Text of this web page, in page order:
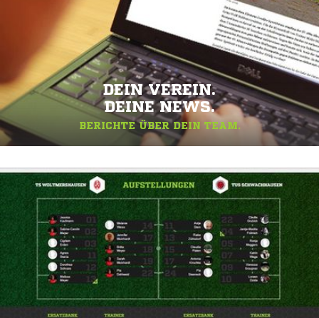
DEIN VEREIN.
DEINE NEWS.
BERICHTE ÜBER DEIN TEAM.